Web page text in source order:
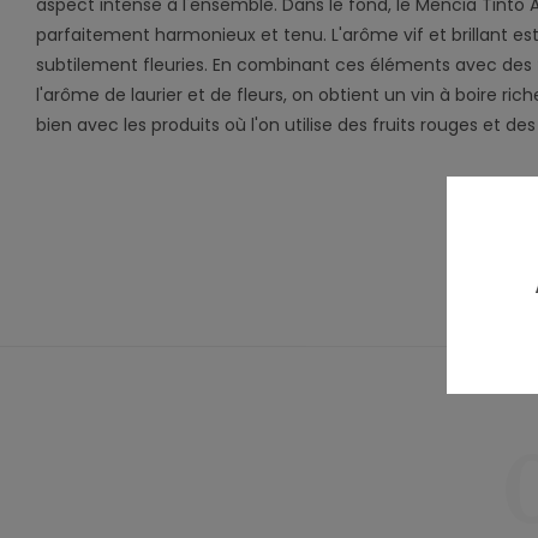
aspect intense à l'ensemble. Dans le fond, le Mencia Tinto
parfaitement harmonieux et tenu. L'arôme vif et brillant
subtilement fleuries. En combinant ces éléments avec
l'arôme de laurier et de fleurs, on obtient un vin à boire
bien avec les produits où l'on utilise des fruits rouges et des